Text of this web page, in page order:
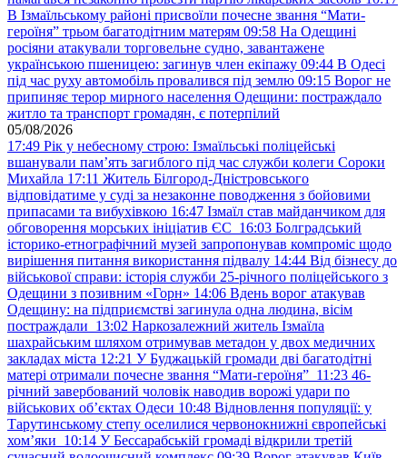
В Ізмаїльському районі присвоїли почесне звання “Мати-
героїня” трьом багатодітним матерям 09:58 На Одещині
росіяни атакували торговельне судно, завантажене
українською пшеницею: загинув член екіпажу 09:44 В Одесі
під час руху автомобіль провалився під землю 09:15 Ворог не
припиняє терор мирного населення Одещини: постраждало
житло та транспорт громадян, є потерпілий
05/08/2026
17:49 Рік у небесному строю: Ізмаїльські поліцейські
вшанували пам’ять загиблого під час служби колеги Сороки
Михайла 17:11 Житель Білгород-Дністровського
відповідатиме у суді за незаконне поводження з бойовими
припасами та вибухівкою 16:47 Ізмаїл став майданчиком для
обговорення морських ініціатив ЄС 16:03 Болградський
історико-етнографічний музей запропонував компроміс щодо
вирішення питання використання підвалу 14:44 Від бізнесу до
військової справи: історія служби 25-річного поліцейського з
Одещини з позивним «Горн» 14:06 Вдень ворог атакував
Одещину: на підприємстві загинула одна людина, вісім
постраждали 13:02 Наркозалежний житель Ізмаїла
шахрайським шляхом отримував метадон у двох медичних
закладах міста 12:21 У Буджацькій громади дві багатодітні
матері отримали почесне звання “Мати-героїня” 11:23 46-
річний завербований чоловік наводив ворожі удари по
військових обʼєктах Одеси 10:48 Відновлення популяції: у
Тарутинському степу оселилися червонокнижні європейські
хом’яки 10:14 У Бессарабській громаді відкрили третій